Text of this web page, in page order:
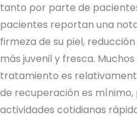
tanto por parte de
pacientes reportan una
firmeza de su piel,
más juvenil y fresca.
tratamiento es
de recuperación es
actividades cotidianas